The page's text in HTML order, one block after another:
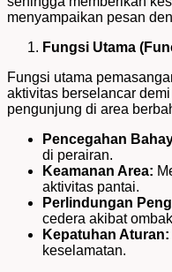
menyampaikan pesan
Fungsi Utama
Fungsi utama
aktivitas berselancar
pengunjung di area
Pencegahan
di perairan.
Keamanan Area:
aktivitas pantai.
Perlindungan
cedera akibat
Kepatuhan Aturan:
keselamatan.